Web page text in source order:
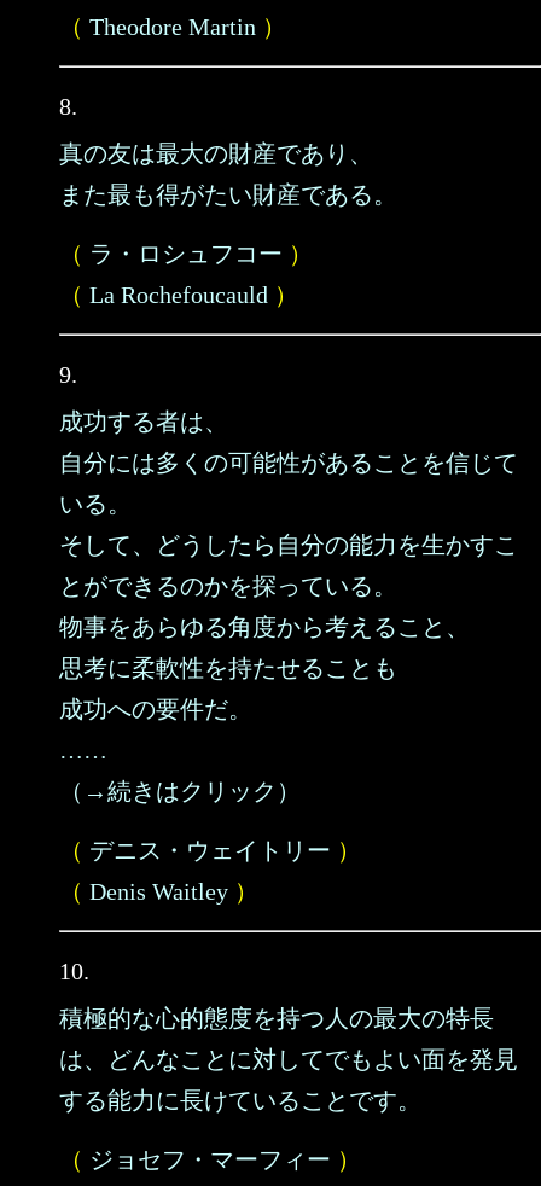
（ Theodore Martin ）
8.
真の友は最大の財産であり、
また最も得がたい財産である。
（ ラ・ロシュフコー ）
（ La Rochefoucauld ）
9.
成功する者は、
自分には多くの可能性があることを信じて
いる。
そして、どうしたら自分の能力を生かすこ
とができるのかを探っている。
物事をあらゆる角度から考えること、
思考に柔軟性を持たせることも
成功への要件だ。
……
（→続きはクリック）
（ デニス・ウェイトリー ）
（ Denis Waitley ）
10.
積極的な心的態度を持つ人の最大の特長
は、どんなことに対してでもよい面を発見
する能力に長けていることです。
（ ジョセフ・マーフィー ）